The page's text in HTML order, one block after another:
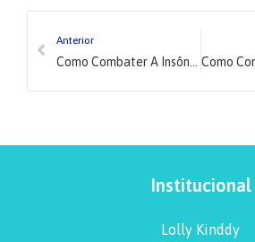
Anterior
Institucional
Lolly Kinddy